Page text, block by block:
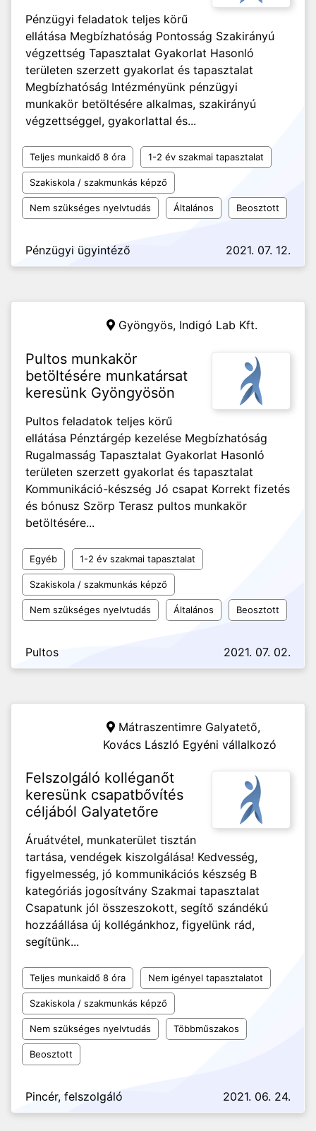
Pénzügyi feladatok teljes körű
ellátása Megbízhatóság Pontosság Szakirányú
végzettség Tapasztalat Gyakorlat Hasonló
területen szerzett gyakorlat és tapasztalat
Megbízhatóság Intézményünk pénzügyi
munkakör betöltésére alkalmas, szakirányú
végzettséggel, gyakorlattal és...
Teljes munkaidő 8 óra 1-2 év szakmai tapasztalat
Szakiskola / szakmunkás képző
Nem szükséges nyelvtudás Általános Beosztott
Pénzügyi ügyintéző 2021. 07. 12.
Gyöngyös, Indigó Lab Kft.
Pultos munkakör
betöltésére munkatársat
keresünk Gyöngyösön
Pultos feladatok teljes körű
ellátása Pénztárgép kezelése Megbízhatóság
Rugalmasság Tapasztalat Gyakorlat Hasonló
területen szerzett gyakorlat és tapasztalat
Kommunikáció-készség Jó csapat Korrekt fizetés
és bónusz Szörp Terasz pultos munkakör
betöltésére...
Egyéb 1-2 év szakmai tapasztalat
Szakiskola / szakmunkás képző
Nem szükséges nyelvtudás Általános Beosztott
Pultos 2021. 07. 02.
Mátraszentimre Galyatető,
Kovács László Egyéni vállalkozó
Felszolgáló kolléganőt
keresünk csapatbővítés
céljából Galyatetőre
Áruátvétel, munkaterület tisztán
tartása, vendégek kiszolgálása! Kedvesség,
figyelmesség, jó kommunikációs készség B
kategóriás jogosítvány Szakmai tapasztalat
Csapatunk jól összeszokott, segítő szándékú
hozzáállása új kollégánkhoz, figyelünk rád,
segítünk...
Teljes munkaidő 8 óra Nem igényel tapasztalatot
Szakiskola / szakmunkás képző
Nem szükséges nyelvtudás Többműszakos
Beosztott
Pincér, felszolgáló 2021. 06. 24.